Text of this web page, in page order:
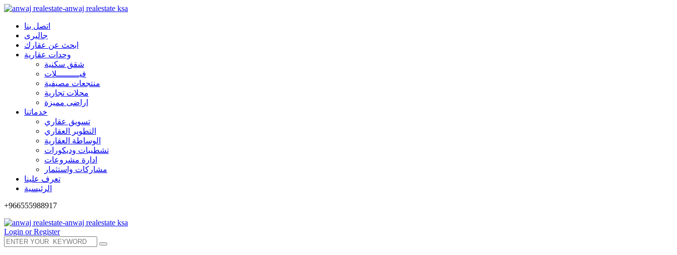
اتصل بنا
جاليرى
ابحث عن عقارك
وحدات عقارية
شقق سكنية
فيـــــــــلات
منتجعات مصيفية
محلات تجارية
اراضى مميزة
خدماتنا
تسويق عقاري
التطوير العقاري
الوساطة العقارية
تشطيبات وديكورات
ادارة مشروعات
مشاركات واستثمار
تعرف علينا
الرئيسية
+966555988917
Login or Register